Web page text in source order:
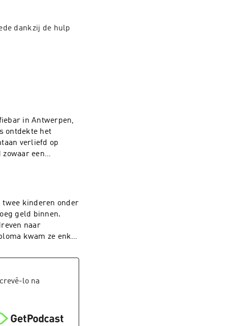
dankzij de hulp
in Antwerpen,
ontdekte het
verliefd op
een
laten. De droom
tot een
zijn al binnen,
twee kinderen uit
en weer. In de
en de Vlaamse
twee kinderen onder
geld binnen.
naar
kwam ze enkel
doet er alles aan om
Ben
kwam
lo na